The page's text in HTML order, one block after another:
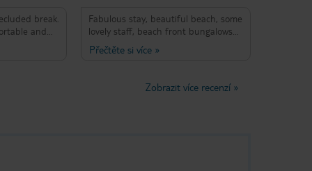
break.
and
to help.
to
Fabulous stay, beautiful beach, some
lovely staff, beach front bungalows
are superb. Very chilled out.
Přečtěte si více»
Zobrazit více recenzí»